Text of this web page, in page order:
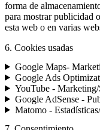
forma de
para mostrar publicidad
esta web o en varias
6. Cookies usadas
Google Maps-
Google Ads
YouTube -
Google AdSense -
Matomo -